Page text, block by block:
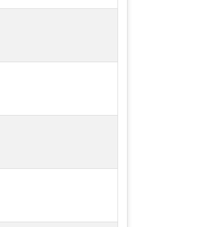
khí dạng ly tâm. Khi
khí từ ống hút và